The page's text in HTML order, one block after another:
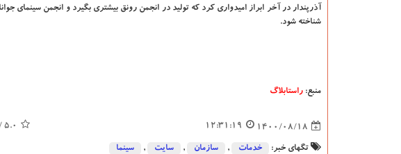
آذرپندار در آخر ابراز امیدواری کرد که تولید در انجمن رونق بیشتری بگیرد و انجمن سینمای
شناخته شود.
منبع: راستابلاگ
1400/08/18
12:31:19
5.0
تگهای خبر: خدمات , سازمان , سایت , سینما